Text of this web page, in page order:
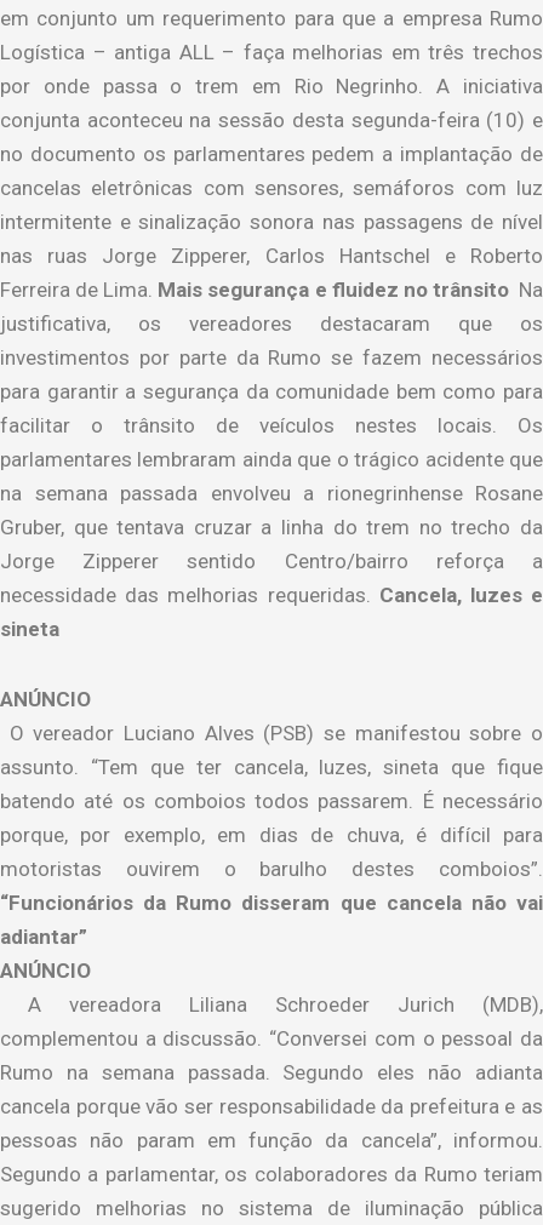
em conjunto um requerimento para que a empresa Rumo
Logística – antiga ALL – faça melhorias em três trechos
por onde passa o trem em Rio Negrinho. A iniciativa
conjunta aconteceu na sessão desta segunda-feira (10) e
no documento os parlamentares pedem a implantação de
cancelas eletrônicas com sensores, semáforos com luz
intermitente e sinalização sonora nas passagens de nível
nas ruas Jorge Zipperer, Carlos Hantschel e Roberto
Ferreira de Lima. Mais segurança e fluidez no trânsito Na
justificativa, os vereadores destacaram que os
investimentos por parte da Rumo se fazem necessários
para garantir a segurança da comunidade bem como para
facilitar o trânsito de veículos nestes locais. Os
parlamentares lembraram ainda que o trágico acidente que
na semana passada envolveu a rionegrinhense Rosane
Gruber, que tentava cruzar a linha do trem no trecho da
Jorge Zipperer sentido Centro/bairro reforça a
necessidade das melhorias requeridas. Cancela, luzes e
sineta
ANÚNCIO
O vereador Luciano Alves (PSB) se manifestou sobre o
assunto. “Tem que ter cancela, luzes, sineta que fique
batendo até os comboios todos passarem. É necessário
porque, por exemplo, em dias de chuva, é difícil para
motoristas ouvirem o barulho destes comboios”.
“Funcionários da Rumo disseram que cancela não vai
adiantar”
ANÚNCIO
A vereadora Liliana Schroeder Jurich (MDB),
complementou a discussão. “Conversei com o pessoal da
Rumo na semana passada. Segundo eles não adianta
cancela porque vão ser responsabilidade da prefeitura e as
pessoas não param em função da cancela”, informou.
Segundo a parlamentar, os colaboradores da Rumo teriam
sugerido melhorias no sistema de iluminação pública